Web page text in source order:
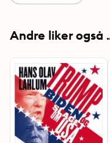
Andre liker også